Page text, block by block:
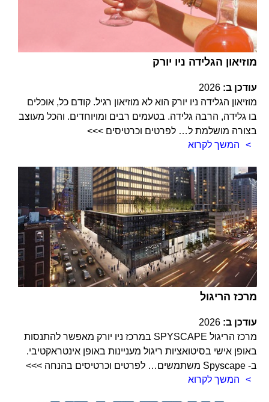
מוזיאון הגלידה ניו יורק
עודכן ב: 2026
מוזיאון הגלידה ניו יורק הוא לא מוזיאון רגיל. קודם כל, אוכלים
בו גלידה, הרבה גלידה. בטעמים רבים ומויוחדים. והכל מעוצב
בצורה מושלמת ל… לפרטים וכרטיסים >>>
המשך לקרוא
מרכז הריגול
עודכן ב: 2026
מרכז הריגול SPYSCAPE במרכז ניו יורק מאפשר להתנסות
באופן אישי בסיטואציות ריגול מעניינות באופן אינטראקטיבי.
ב- Spyscape משתמשים… לפרטים וכרטיסים בהנחה >>>
המשך לקרוא